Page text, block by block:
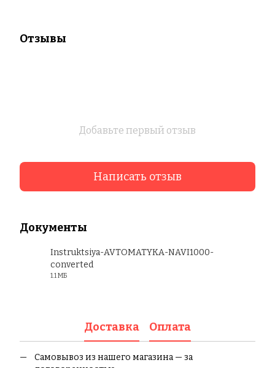
Отзывы
Добавьте первый отзыв
Написать отзыв
Документы
Instruktsiya-AVTOMATYKA-NAVI1000-
converted
1.1 МБ
Доставка Оплата
Самовывоз из нашего магазина — за